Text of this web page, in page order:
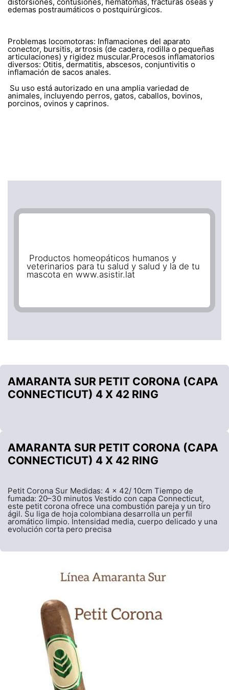
edemas postraumáticos o postquirúrgicos.
Problemas locomotoras: Inflamaciones del aparato
conector, bursitis, artrosis (de cadera, rodilla o pequeñas
articulaciones) y rigidez muscular.Procesos inflamatorios
diversos: Otitis, dermatitis, abscesos, conjuntivitis o
inflamación de sacos anales.
Su uso está autorizado en una amplia variedad de
animales, incluyendo perros, gatos, caballos, bovinos,
porcinos, ovinos y caprinos.
Productos homeopáticos humanos y
veterinarios para tu salud y salud y la de tu
mascota en www.asistir.lat
AMARANTA SUR PETIT CORONA (CAPA
CONNECTICUT) 4 X 42 RING
AMARANTA SUR PETIT CORONA (CAPA
CONNECTICUT) 4 X 42 RING
Petit Corona Sur Medidas: 4 x 42/ 10cm Tiempo de
fumada: 20–30 minutos Vestido con capa Connecticut,
este petit corona ofrece una combustión pareja y un tiro
ágil. Su liga de hoja colombiana desarrolla un perfil
aromático limpio. Intensidad media, cuerpo delicado y una
evolución corta pero precisa